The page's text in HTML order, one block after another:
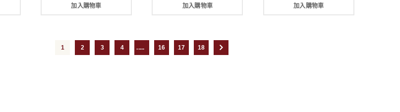
加入購物車 加入購物車 加入購物車
1 2 3 4 ... 16 17 18